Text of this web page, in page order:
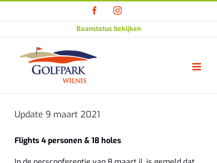
FacebookInstagram
Baanstatus bekijken
Update 9 maart 2021
Flights 4 personen & 18 holes